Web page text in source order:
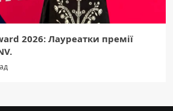
2026: Лауреатки премії